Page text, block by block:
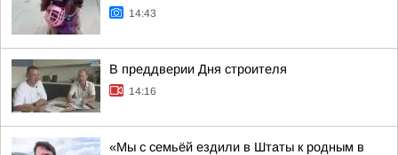
14:43
В преддверии Дня строителя
14:16
«Мы с семьёй ездили в Штаты к родным в